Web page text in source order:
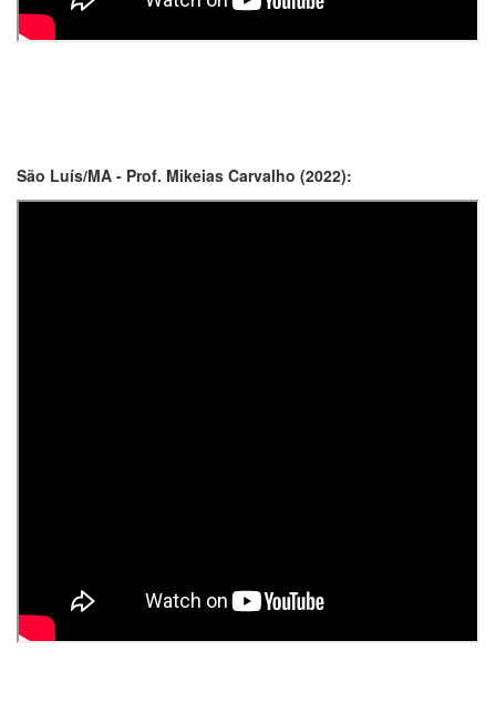
São Luís/MA - Prof. Mikeias Carvalho (2022):